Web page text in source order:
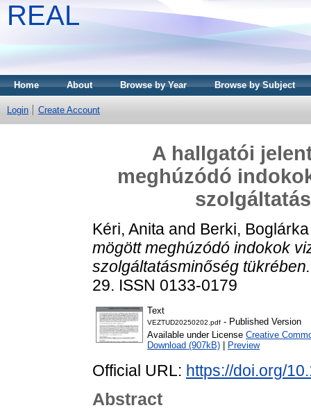
REAL
Home About Browse by Year Browse by Subject
Login Create Account
A hallgatói
meghúzódó
Kéri, Anita and Berki, Boglárka
mögött meghúzódó indokok
szolgáltatásminőség tükrében.
29. ISSN 0133-0179
Text
VEZTUD20250202.pdf - Published Version
Available under License Creative
Download (907kB)
Preview
Official URL: https://doi.org/
Abstract